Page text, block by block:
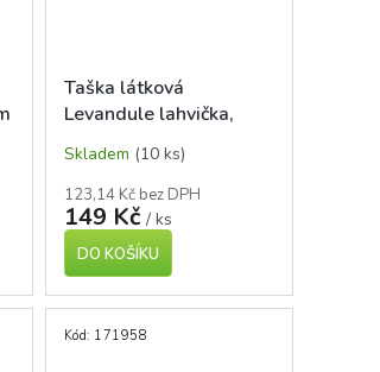
Taška látková
Levandule lahvička,
Skladem (10 ks)
123,14 Kč bez DPH
149 Kč / ks
DO KOŠÍKU
Kód: 171958